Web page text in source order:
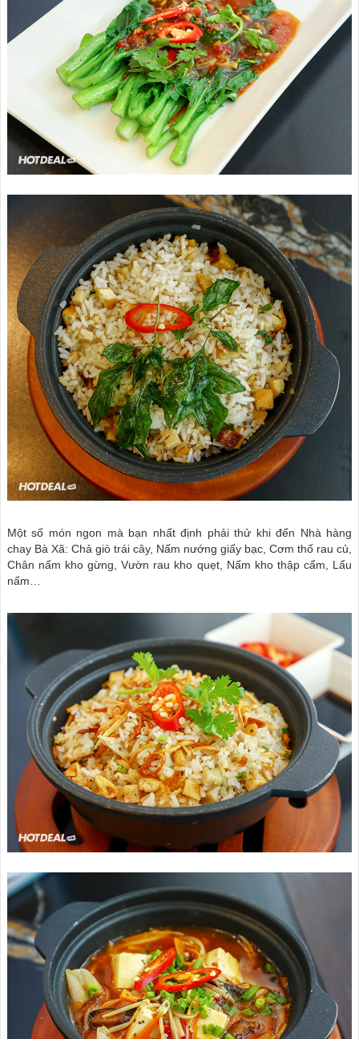
Một số món ngon mà bạn nhất định phải thử khi đến Nhà hàng
chay Bà Xã: Chả giò trái cây, Nấm nướng giấy bạc, Cơm thố rau củ,
Chân nấm kho gừng, Vườn rau kho quẹt, Nấm kho thập cẩm, Lẩu
nấm…